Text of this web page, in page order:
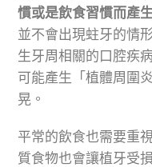
慣或是飲食習慣而產
並不會出現蛀牙的情
生牙周相關的口腔疾
可能產生「植體周圍
晃。
平常的飲食也需要重
質食物也會讓植牙受